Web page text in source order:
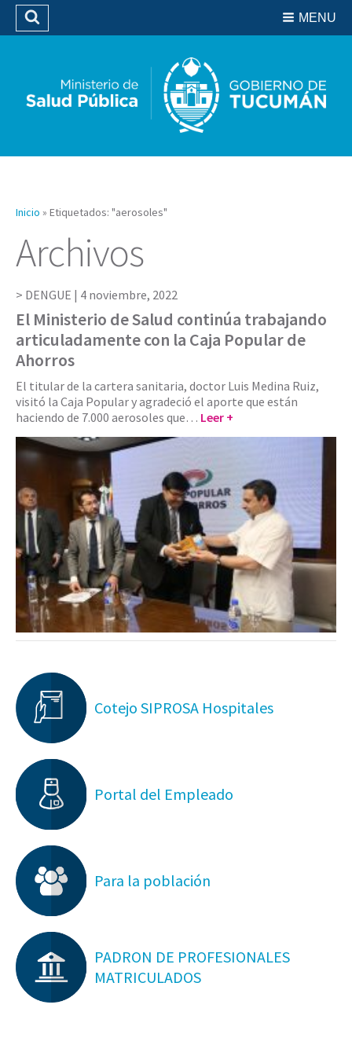
Biblioteca
MENU
Buscar
Inicio » Etiquetados: "aerosoles"
Archivos
DENGUE | 4 noviembre, 2022
El Ministerio de Salud continúa trabajando
articuladamente con la Caja Popular de
Ahorros
El titular de la cartera sanitaria, doctor Luis Medina Ruiz,
visitó la Caja Popular y agradeció el aporte que están
haciendo de 7.000 aerosoles que… Leer +
Cotejo SIPROSA Hospitales
Portal del Empleado
Para la población
PADRON DE PROFESIONALES
MATRICULADOS